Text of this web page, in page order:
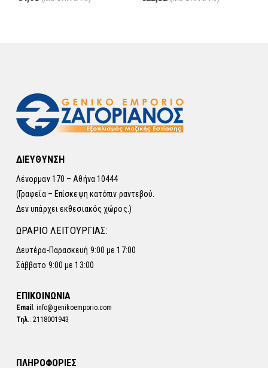
ΔΙΕΥΘΥΝΣΗ
Λένορμαν 170 – Αθήνα 10444
(Γραφεία – Επίσκεψη κατόπιν ραντεβού.
Δεν υπάρχει εκθεσιακός χώρος.)
ΩΡΑΡΙΟ ΛΕΙΤΟΥΡΓΙΑΣ:
Δευτέρα-Παρασκευή 9:00 με 17:00
Σάββατο 9:00 με 13:00
ΕΠΙΚΟΙΝΩΝΙΑ
Email: info@genikoemporio.com
Τηλ .: 2118001943
ΠΛΗΡΟΦΟΡΙΕΣ